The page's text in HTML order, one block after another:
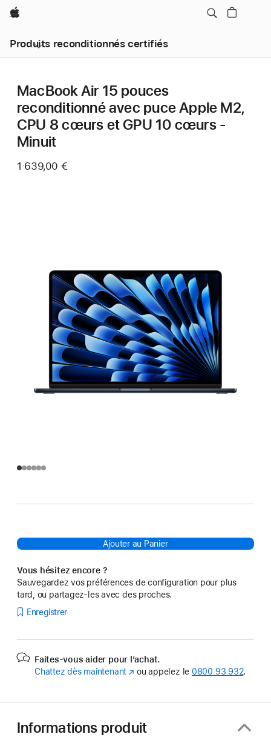
Apple
Produits reconditionnés certifiés
MacBook Air 15 pouces
reconditionné avec puce Apple M2,
CPU 8 cœurs et GPU 10 cœurs -
Minuit
1 639,00 €
Ajouter au Panier
Vous hésitez encore ?
Sauvegardez vos préférences de configuration pour plus
tard, ou partagez-les avec des proches.
Enregistrer
Faites-vous aider pour l’achat.
Chattez dès maintenant (s’ouvre
ou appelez le 0800 93 932.
Informations produit